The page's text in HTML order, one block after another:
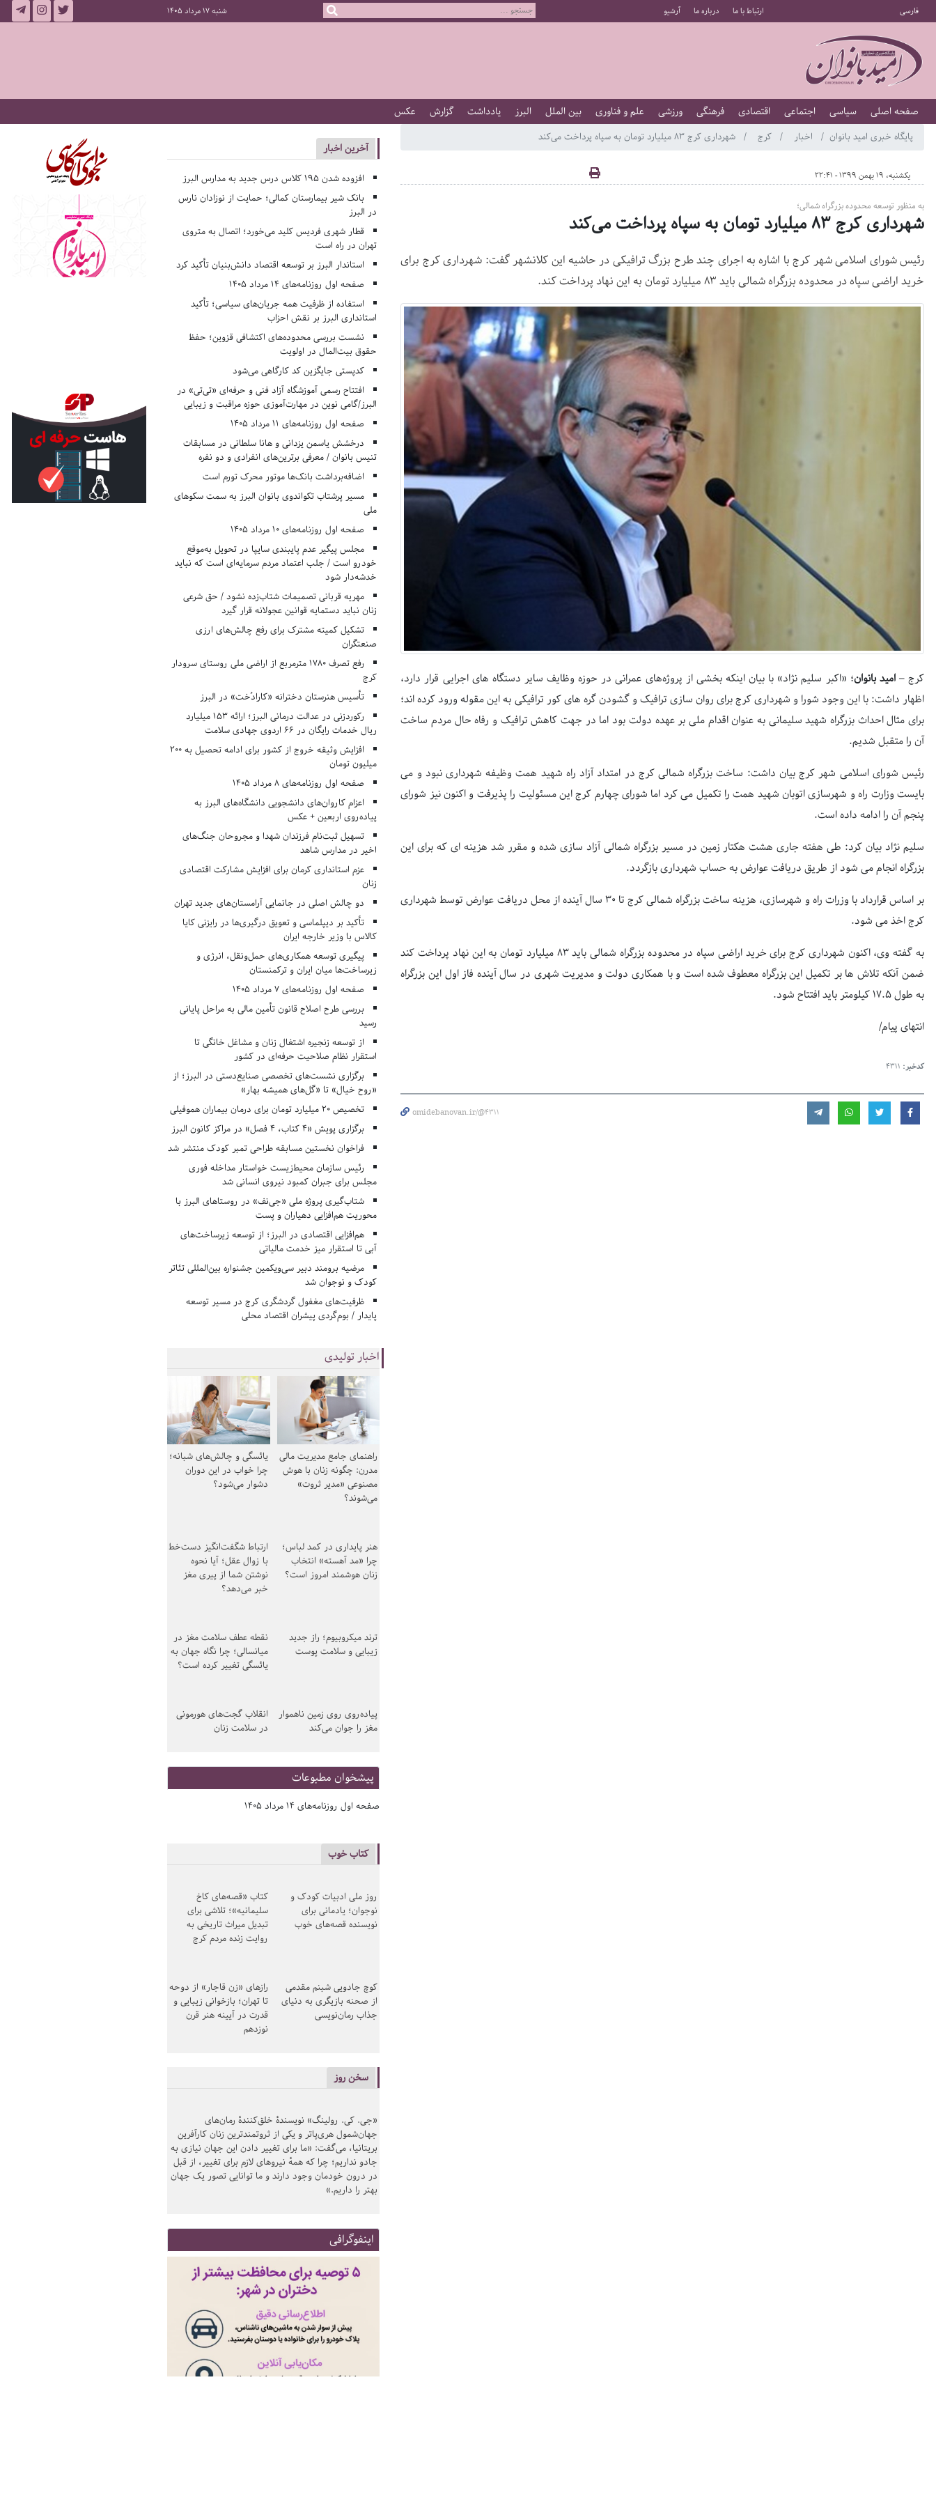
فارسی ارتباط با ما درباره ما آرشیو شنبه 17 مرداد 1405
صفحه اصلی سیاسی اجتماعی اقتصادی فرهنگی ورزشی علم و فناوری بین الملل البرز یادداشت گزارش عکس
پایگاه خبری امید بانوان اخبار کرج شهرداری کرج ۸۳ میلیارد تومان به سپاه پرداخت می‌کند
یکشنبه، 19 بهمن 1399 - 22:41
به منظور توسعه محدوده بزرگراه شمالی؛
شهرداری کرج ۸۳ میلیارد تومان به سپاه پرداخت می‌کند
رئیس شورای اسلامی شهر کرج با اشاره به اجرای چند طرح بزرگ ترافیکی در حاشیه این کلانشهر گفت: شهرداری کرج برای
خرید اراضی سپاه در محدوده بزرگراه شمالی باید ۸۳ میلیارد تومان به این نهاد پرداخت کند.
کرج –امید بانوان؛ «اکبر سلیم نژاد» با بیان اینکه بخشی از پروژه‌های عمرانی در حوزه وظایف سایر دستگاه های اجرایی قرار دارد،
اظهار داشت: با این وجود شورا و شهرداری کرج برای روان سازی ترافیک و گشودن گره های کور ترافیکی به این مقوله ورود کرده اند؛
برای مثال احداث بزرگراه شهید سلیمانی به عنوان اقدام ملی بر عهده دولت بود اما در جهت کاهش ترافیک و رفاه حال مردم ساخت
آن را متقبل شدیم.
رئیس شورای اسلامی شهر کرج بیان داشت: ساخت بزرگراه شمالی کرج در امتداد آزاد راه شهید همت وظیفه شهرداری نبود و می
بایست وزارت راه و شهرسازی اتوبان شهید همت را تکمیل می کرد اما شورای چهارم کرج این مسئولیت را پذیرفت و اکنون نیز شورای
پنجم آن را ادامه داده است.
سلیم نژاد بیان کرد: طی هفته جاری هشت هکتار زمین در مسیر بزرگراه شمالی آزاد سازی شده و مقرر شد هزینه ای که برای این
بزرگراه انجام می شود از طریق دریافت عوارض به حساب شهرداری بازگردد.
بر اساس قرارداد با وزرات راه و شهرسازی، هزینه ساخت بزرگراه شمالی کرج تا ۳۰ سال آینده از محل دریافت عوارض توسط شهرداری
کرج اخذ می شود.
به گفته وی، اکنون شهرداری کرج برای خرید اراضی سپاه در محدوده بزرگراه شمالی باید ۸۳ میلیارد تومان به این نهاد پرداخت کند
ضمن آنکه تلاش ها بر تکمیل این بزرگراه معطوف شده است و با همکاری دولت و مدیریت شهری در سال آینده فاز اول این بزرگراه
به طول ۱۷.۵ کیلومتر باید افتتاح شود.
انتهای پیام/
کدخبر: 4311
omidebanovan.ir/@4311
آخرین اخبار
افزوده شدن ۱۹۵ کلاس درس جدید به مدارس البرز
بانک شیر بیمارستان کمالی؛ حمایت از نوزادان نارس
در البرز
قطار شهری فردیس کلید می‌خورد؛ اتصال به متروی
تهران در راه است
استاندار البرز بر توسعه اقتصاد دانش‌بنیان تأکید کرد
صفحه اول روزنامه‌های 14 مرداد 1405
استفاده از ظرفیت همه جریان‌های سیاسی؛ تأکید
استانداری البرز بر نقش احزاب
نشست بررسی محدوده‌های اکتشافی قزوین؛ حفظ
حقوق بیت‌المال در اولویت
کدپستی جایگزین کد کارگاهی می‌شود
افتتاح رسمی آموزشگاه آزاد فنی و حرفه‌ای «تی‌تی» در
البرز/گامی نوین در مهارت‌آموزی حوزه مراقبت و زیبایی
صفحه اول روزنامه‌های 11 مرداد 1405
درخشش یاسمن یزدانی و هانا سلطانی در مسابقات
تنیس بانوان / معرفی برترین‌های انفرادی و دو نفره
اضافه‌برداشت بانک‌ها موتور محرک تورم است
مسیر پرشتاب تکواندوی بانوان البرز به سمت سکوهای
ملی
صفحه اول روزنامه‌های 10 مرداد 1405
مجلس پیگیر عدم پایبندی سایپا در تحویل به‌موقع
خودرو است / جلب اعتماد مردم سرمایه‌ای است که نباید
خدشه‌دار شود
مهریه قربانی تصمیمات شتاب‌زده نشود / حق شرعی
زنان نباید دستمایه قوانین عجولانه قرار گیرد
تشکیل کمیته مشترک برای رفع چالش‌های ارزی
صنعتگران
رفع تصرف ۱۷۸۰ مترمربع از اراضی ملی روستای سرودار
کرج
تأسیس هنرستان دخترانه «کارادُخت» در البرز
رکوردزنی در عدالت درمانی البرز؛ ارائه ۱۵۳ میلیارد
ریال خدمات رایگان در ۶۶ اردوی جهادی سلامت
افزایش وثیقه خروج از کشور برای ادامه تحصیل به ۲۰۰
میلیون تومان
صفحه اول روزنامه‌های 8 مرداد 1405
اعزام کاروان‌های دانشجویی دانشگاه‌های البرز به
پیاده‌روی اربعین + عکس
تسهیل ثبت‌نام فرزندان شهدا و مجروحان جنگ‌های
اخیر در مدارس شاهد
عزم استانداری کرمان برای افزایش مشارکت اقتصادی
زنان
دو چالش اصلی در جانمایی آرامستان‌های جدید تهران
تأکید بر دیپلماسی و تعویق درگیری‌ها در رایزنی کایا
کالاس با وزیر خارجه ایران
پیگیری توسعه همکاری‌های حمل‌ونقل، انرژی و
زیرساخت‌ها میان ایران و ترکمنستان
صفحه اول روزنامه‌های 7 مرداد 1405
بررسی طرح اصلاح قانون تأمین مالی به مراحل پایانی
رسید
از توسعه زنجیره اشتغال زنان و مشاغل خانگی تا
استقرار نظام صلاحیت حرفه‌ای در کشور
برگزاری نشست‌های تخصصی صنایع‌دستی در البرز؛ از
«روح خیال» تا «گل‌های همیشه بهار»
تخصیص ۲۰ میلیارد تومان برای درمان بیماران هموفیلی
برگزاری پویش «۴ کتاب، ۴ فصل» در مراکز کانون البرز
فراخوان نخستین مسابقه طراحی تمبر کودک منتشر شد
رئیس سازمان محیط‌زیست خواستار مداخله فوری
مجلس برای جبران کمبود نیروی انسانی شد
شتاب‌گیری پروژه ملی «جی‌نف» در روستاهای البرز با
محوریت هم‌افزایی دهیاران و پست
هم‌افزایی اقتصادی در البرز؛ از توسعه زیرساخت‌های
آبی تا استقرار میز خدمت مالیاتی
مرضیه برومند دبیر سی‌ویکمین جشنواره بین‌المللی تئاتر
کودک و نوجوان شد
ظرفیت‌های مغفول گردشگری کرج در مسیر توسعه
پایدار / بوم‌گردی پیشران اقتصاد محلی
اخبار تولیدی
راهنمای جامع مدیریت مالی
مدرن: چگونه زنان با هوش
مصنوعی «مدیر ثروت»
می‌شوند؟
یائسگی و چالش‌های شبانه؛
چرا خواب در این دوران
دشوار می‌شود؟
هنر پایداری در کمد لباس؛
چرا «مد آهسته» انتخاب
زنان هوشمند امروز است؟
ارتباط شگفت‌انگیز دست‌خط
با زوال عقل؛ آیا نحوه
نوشتن شما از پیری مغز
خبر می‌دهد؟
ترند میکروبیوم؛ راز جدید
زیبایی و سلامت پوست
نقطه عطف سلامت مغز در
میانسالی؛ چرا نگاه جهان به
یائسگی تغییر کرده است؟
پیاده‌روی روی زمین ناهموار
مغز را جوان می‌کند
انقلاب گجت‌های هورمونی
در سلامت زنان
پیشخوان مطبوعات
صفحه اول روزنامه‌های 14 مرداد 1405
کتاب خوب
روز ملی ادبیات کودک و
نوجوان؛ یادمانی برای
نویسنده قصه‌های خوب
کتاب «قصه‌های کاخ
سلیمانیه»؛ تلاشی برای
تبدیل میراث تاریخی به
روایت زنده مردم کرج
کوچ جادویی شبنم مقدمی
از صحنه بازیگری به دنیای
جذاب رمان‌نویسی
رازهای «زن قاجار» از دوحه
تا تهران؛ بازخوانی زیبایی و
قدرت در آیینه هنر قرن
نوزدهم
سخن روز
«جی. کی. رولینگ» نویسندهٔ خلق‌کنندهٔ رمان‌های
جهان‌شمول هری‌پاتر و یکی از ثروتمندترین زنان کارآفرین
بریتانیا، می‌گفت: «ما برای تغییر دادن این جهان نیازی به
جادو نداریم؛ چرا که همهٔ نیروهای لازم برای تغییر، از قبل
در درون خودمان وجود دارند و ما توانایی تصور یک جهان
بهتر را داریم.»
اینفوگرافی